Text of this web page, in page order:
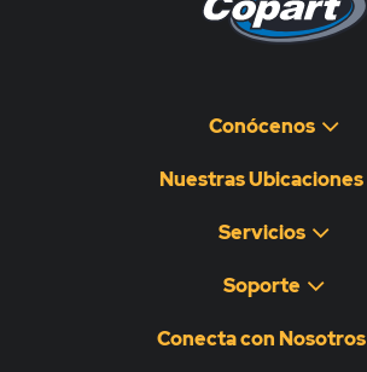
Conócenos
Nuestras Ubicaciones
Servicios
Soporte
Conecta con Nosotros